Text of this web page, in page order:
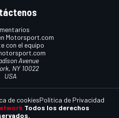
Motorsport.com
con el equipo
Avenue
NY 10022
USA
Todos los derechos
de cookiesPolítica de Privacidad